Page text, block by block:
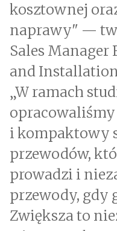
kosztownej
naprawy" —
Sales Manager
and
„W ramach
i kompaktowy
przewodów,
prowadzi i
przewody, gdy
Zwiększa to